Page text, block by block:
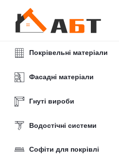
Покрівельні матеріали
Фасадні матеріали
Гнуті вироби
Водостічні системи
Софіти для покрівлі